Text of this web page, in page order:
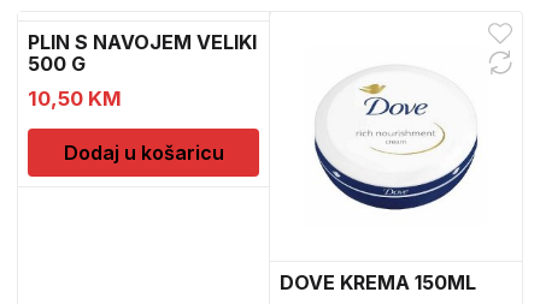
PLIN S NAVOJEM VELIKI
500 G
10,50 KM
Dodaj u košaricu
DOVE KREMA 150ML